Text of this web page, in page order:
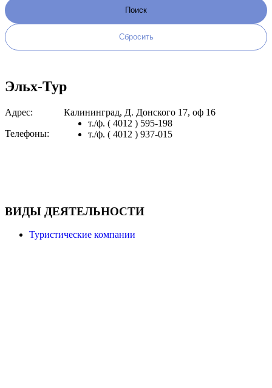
Эльх-Тур
Адрес: Калининград, Д. Донского 17, оф 16
Телефоны:
т./ф. ( 4012 ) 595-198
т./ф. ( 4012 ) 937-015
ВИДЫ ДЕЯТЕЛЬНОСТИ
Туристические компании